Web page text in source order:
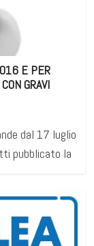
E PER
GRAVI
dal 17 luglio
pubblicato la